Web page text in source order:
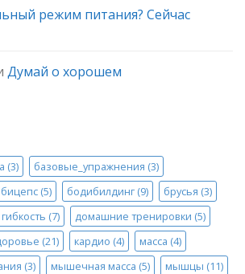
режим питания? Сейчас
Думай о хорошем
(3) базовые_упражнения (3)
бицепс (5) бодибилдинг (9) брусья (3)
гибкость (7) домашние тренировки (5)
(21) кардио (4) масса (4)
(3) мышечная масса (5) мышцы (11)